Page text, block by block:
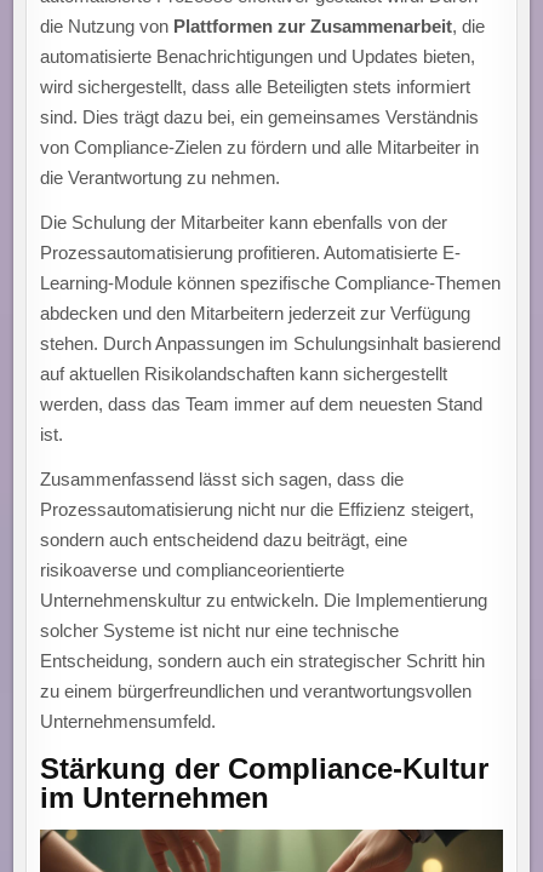
die Nutzung von Plattformen zur Zusammenarbeit, die
automatisierte Benachrichtigungen und Updates bieten,
wird sichergestellt, dass alle Beteiligten stets informiert
sind. Dies trägt dazu bei, ein gemeinsames Verständnis
von Compliance-Zielen zu fördern und alle Mitarbeiter in
die Verantwortung zu nehmen.
Die Schulung der Mitarbeiter kann ebenfalls von der
Prozessautomatisierung profitieren. Automatisierte E-
Learning-Module können spezifische Compliance-Themen
abdecken und den Mitarbeitern jederzeit zur Verfügung
stehen. Durch Anpassungen im Schulungsinhalt basierend
auf aktuellen Risikolandschaften kann sichergestellt
werden, dass das Team immer auf dem neuesten Stand
ist.
Zusammenfassend lässt sich sagen, dass die
Prozessautomatisierung nicht nur die Effizienz steigert,
sondern auch entscheidend dazu beiträgt, eine
risikoaverse und complianceorientierte
Unternehmenskultur zu entwickeln. Die Implementierung
solcher Systeme ist nicht nur eine technische
Entscheidung, sondern auch ein strategischer Schritt hin
zu einem bürgerfreundlichen und verantwortungsvollen
Unternehmensumfeld.
Stärkung der Compliance-Kultur
im Unternehmen